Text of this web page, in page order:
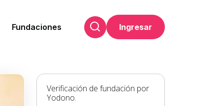
Fundaciones Ingresar
Verificación de fundación por
Yodono.